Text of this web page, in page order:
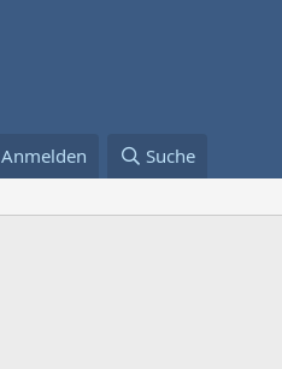
Anmelden Suche